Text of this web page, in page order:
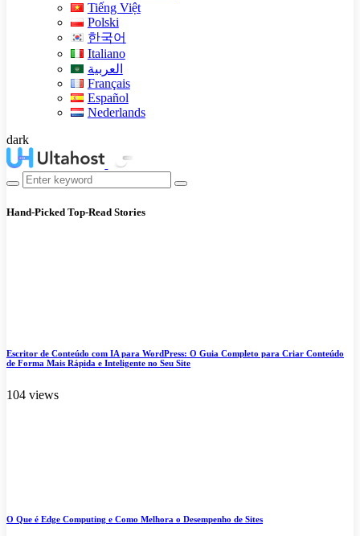
Tiếng Việt
Polski
한국어
Italiano
العربية
Français
Español
Nederlands
dark
Hand-Picked Top-Read Stories
Escritor de Conteúdo com IA para WordPress: O Guia Completo para Criar Conteúdo
de Forma Mais Rápida e Inteligente no Seu Site
104 views
O Que é Edge Computing e Como Melhora o Desempenho de Sites